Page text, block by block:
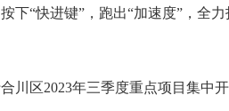
下“快进键”，跑出“加速度”，全
区2023年三季度重点项目集中